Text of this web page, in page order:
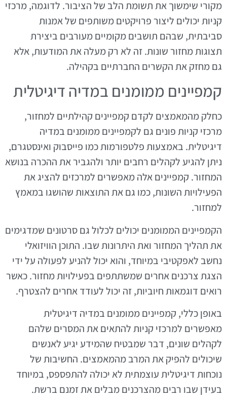
מקורי שימשוך את תשומת הלב של הציבור. לדוגמה, מרכזי
קניות יכולים ליצור פרויקטים משותפים של אמנות
סביבתית, שבהם תושבים מקומיים מעורבים ביצירת
תצוגות מחזור שונות. זה לא רק מעלה את המודעות, אלא
גם מחזק את הקשרים החברתיים בקהילה.
קמפיינים ממומנים במדיה דיגיטלית
כחלק מהמאמצים לקדם קמפיינים קהילתיים למחזור,
מרכזי קניות פונים גם לקמפיינים ממומנים במדיה
דיגיטלית. באמצעות פלטפורמות כמו פייסבוק ואינסטגרם,
ניתן להגיע לקהלים רחבים יותר ולהגביר את ההכרה בנושא
המחזור. קמפיינים אלה מאפשרים למרכזים להציג את
הפעילויות השונות, כמו גם את התוצאות שהושגו במאמץ
למחזור.
הקמפיינים הממומנים יכולים לכלול גם סרטונים שמדגימים
את תהליך המחזור ואת היתרונות שבו. התוכן הוויזואלי
נחשב לאפקטיבי במיוחד, והוא יכול להניע לפעולה על ידי
הצגת צרכנים אחרים שמשתתפים בפעילויות מחזור. כאשר
רואים דוגמאות חיוביות, זה יכול לעודד אחרים להצטרף.
באופן כללי, קמפיינים ממומנים במדיה דיגיטלית
מאפשרים למרכזי קניות להתאים את המסרים שלהם
לקהלים שונים, דבר שמבטיח שהמידע יגיע לאנשים
שיכולים להפיק את המרב מהמאמצים. החשיבות של
נוכחות דיגיטלית עוצמתית לא יכולה להתפספס, במיוחד
בעידן שבו רבים מהצרכנים מבלים את זמנם ברשת.